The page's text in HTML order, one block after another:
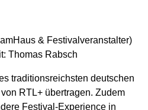
& Festivalveranstalter)
Thomas Rabsch
traditionsreichsten deutschen
RTL+ übertragen. Zudem
Festival-Experience in